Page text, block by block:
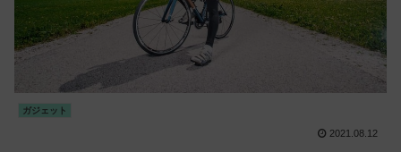
ガジェット
2021.08.12